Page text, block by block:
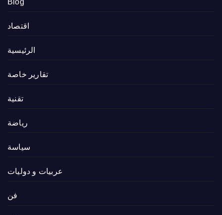
اقتصاد
الرئيسية
تقارير خاصة
تقنية
رياضة
سياسة
عربيات و دوليات
فن